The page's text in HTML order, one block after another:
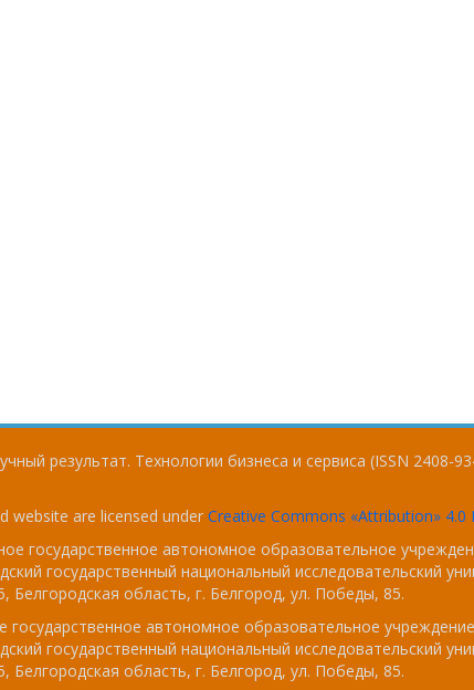
результат. Технологии бизнеса и сервиса (ISSN 2408-
website are licensed under Creative Commons «Attribution» 4.0
государственное автономное образовательное
государственный национальный исследовательский
Белгородская область, г. Белгород, ул. Победы, 85.
государственное автономное образовательное
государственный национальный исследовательский
Белгородская область, г. Белгород, ул. Победы, 85.